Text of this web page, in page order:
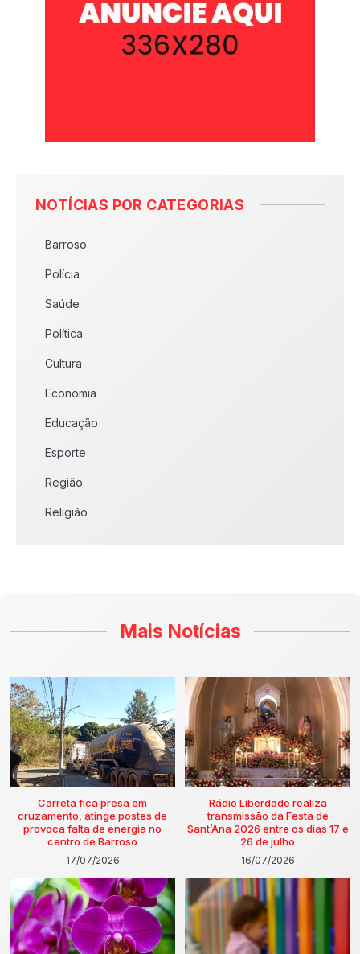
NOTÍCIAS POR CATEGORIAS
Barroso
Polícia
Saúde
Política
Cultura
Economia
Educação
Esporte
Região
Religião
Mais Notícias
Carreta fica presa em
cruzamento, atinge postes de
provoca falta de energia no
centro de Barroso
17/07/2026
Rádio Liberdade realiza
transmissão da Festa de
Sant’Ana 2026 entre os dias 17 e
26 de julho
16/07/2026